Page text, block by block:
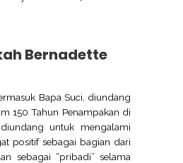
Bernadette
Bapa Suci, diundang
150 Tahun Penampakan di
untuk mengalami
positif sebagai bagian dari
sebagai “pribadi” selama